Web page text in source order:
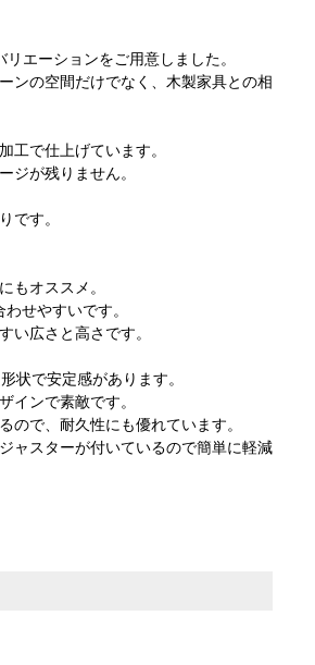
エーションをご用意しました。
ンの空間だけでなく、木製家具との相
工で仕上げています。
ジが残りません。
です。
もオススメ。
せやすいです。
い広さと高さです。
状で安定感があります。
インで素敵です。
ので、耐久性にも優れています。
ャスターが付いているので簡単に軽減